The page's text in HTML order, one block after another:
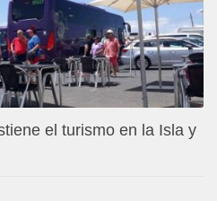
el turismo en la Isla y